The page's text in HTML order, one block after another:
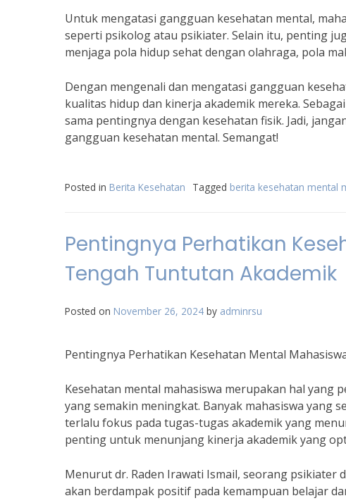
Untuk mengatasi gangguan kesehatan mental,
seperti psikolog atau psikiater. Selain itu, penting
menjaga pola hidup sehat dengan olahraga, pola
Dengan mengenali dan mengatasi gangguan
kualitas hidup dan kinerja akademik mereka.
sama pentingnya dengan kesehatan fisik. Jadi,
gangguan kesehatan mental. Semangat!
Posted in Berita Kesehatan Tagged berita kesehatan mental
Pentingnya Perhatikan
Tengah Tuntutan Akademik
Posted on November 26, 2024 by adminrsu
Pentingnya Perhatikan Kesehatan Mental
Kesehatan mental mahasiswa merupakan hal
yang semakin meningkat. Banyak mahasiswa yang
terlalu fokus pada tugas-tugas akademik yang
penting untuk menunjang kinerja akademik yang
Menurut dr. Raden Irawati Ismail, seorang psikiater
akan berdampak positif pada kemampuan belajar